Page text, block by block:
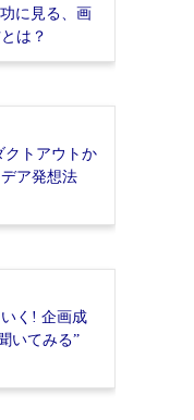
に見る、画
は？
クトアウトか
ア発想法
く! 企画成
いてみる”